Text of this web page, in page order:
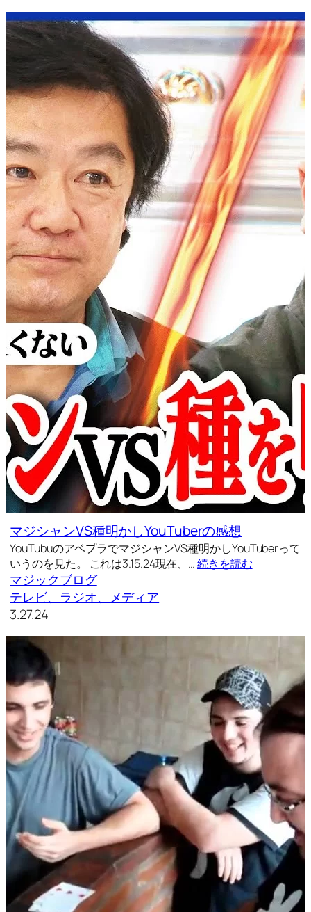
マジシャンVS種明かしYouTuberの感想
YouTubuのアベプラでマジシャンVS種明かしYouTuberって
いうのを見た。 これは3.15.24現在、…続きを読む
マジックブログ
テレビ、ラジオ、メディア
3.27.24